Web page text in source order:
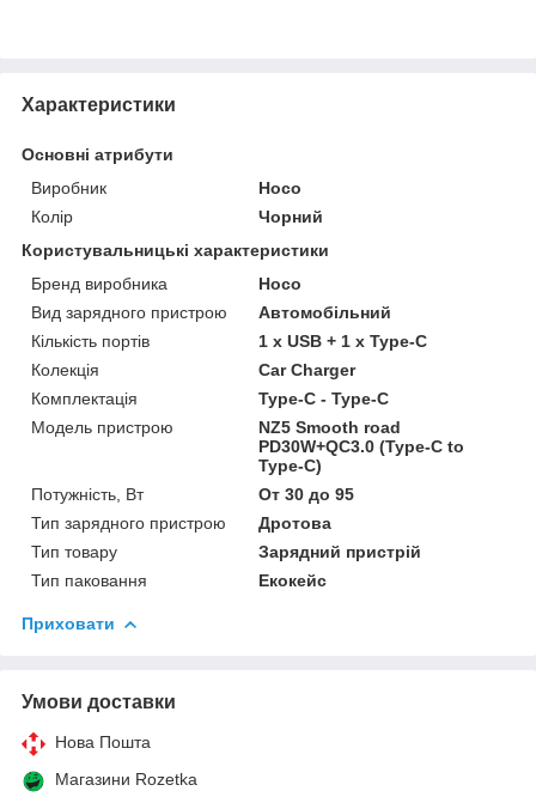
Характеристики
Основні атрибути
Виробник
Hoco
Колір
Чорний
Користувальницькі характеристики
Бренд виробника
Hoco
Вид зарядного пристрою
Автомобільний
Кількість портів
1 x USB + 1 x Type-C
Колекція
Car Charger
Комплектація
Type-C - Type-C
Модель пристрою
NZ5 Smooth road
PD30W+QC3.0 (Type-C to
Type-C)
Потужність, Вт
От 30 до 95
Тип зарядного пристрою
Дротова
Тип товару
Зарядний пристрій
Тип паковання
Екокейс
Приховати
Умови доставки
Нова Пошта
Магазини Rozetka